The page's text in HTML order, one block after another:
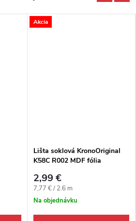
Akcia
Lišta soklová KronoOriginal
K58C R002 MDF fólia
2,99 €
Jednotková cena:
7,77 € / 2.6 m
Na objednávku